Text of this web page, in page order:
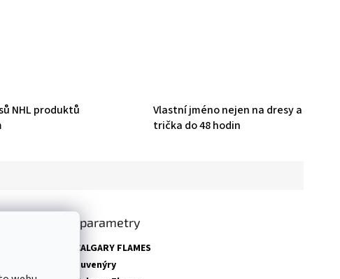
NHL produktů
Vlastní jméno nejen na dresy a
trička do 48 hodin
Doplňkové parametry
CALGARY FLAMES
Suvenýry